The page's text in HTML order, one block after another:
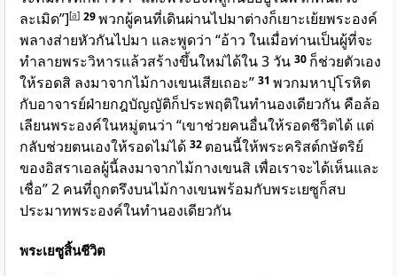
ละเมิด”][a] 29พวกผู้คนที่เดินผ่านไปมาต่างก็เยาะเย้ยพระองค์
พลางส่ายหัวกันไปมา และพูดว่า “อ้าว ในเมื่อท่านเป็นผู้ที่จะ
ทำลายพระวิหารแล้วสร้างขึ้นใหม่ได้ใน 3 วัน 30 ก็ช่วยตัวเอง
ให้รอดสิ ลงมาจากไม้กางเขนเสียเถอะ” 31 พวกมหาปุโรหิต
กับอาจารย์ฝ่ายกฎบัญญัติก็ประพฤติในทำนองเดียวกัน คือล้อ
เลียนพระองค์ในหมู่ตนว่า “เขาช่วยคนอื่นให้รอดชีวิตได้ แต่
กลับช่วยตนเองให้รอดไม่ได้ 32 ตอนนี้ให้พระคริสต์กษัตริย์
ของอิสราเอลผู้นี้ลงมาจากไม้กางเขนสิ เพื่อเราจะได้เห็นและ
เชื่อ” 2 คนที่ถูกตรึงบนไม้กางเขนพร้อมกับพระเยซูก็สบ
ประมาทพระองค์ในทำนองเดียวกัน
พระเยซูสิ้นชีวิต